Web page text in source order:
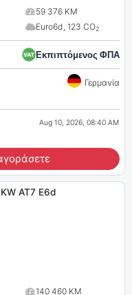
59 376 KM
Euro6d, 123 CO2
Εκπιπτόμενος ΦΠΑ
Γερμανία
Aug 10, 2026, 08:40 AM
AT7 E6d
140 460 KM